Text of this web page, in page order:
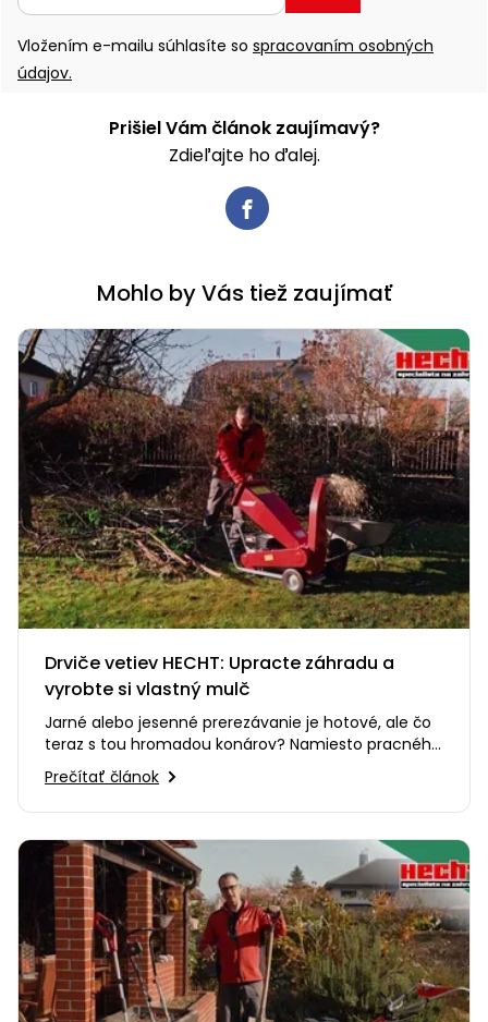
Vložením e-mailu súhlasíte so spracovaním osobných
údajov.
Prišiel Vám článok zaujímavý?
Zdieľajte ho ďalej.
Mohlo by Vás tiež zaujímať
Drviče vetiev HECHT: Upracte záhradu a
vyrobte si vlastný mulč
Jarné alebo jesenné prerezávanie je hotové, ale čo
teraz s tou hromadou konárov? Namiesto pracného
odvážania alebo…
Prečítať článok